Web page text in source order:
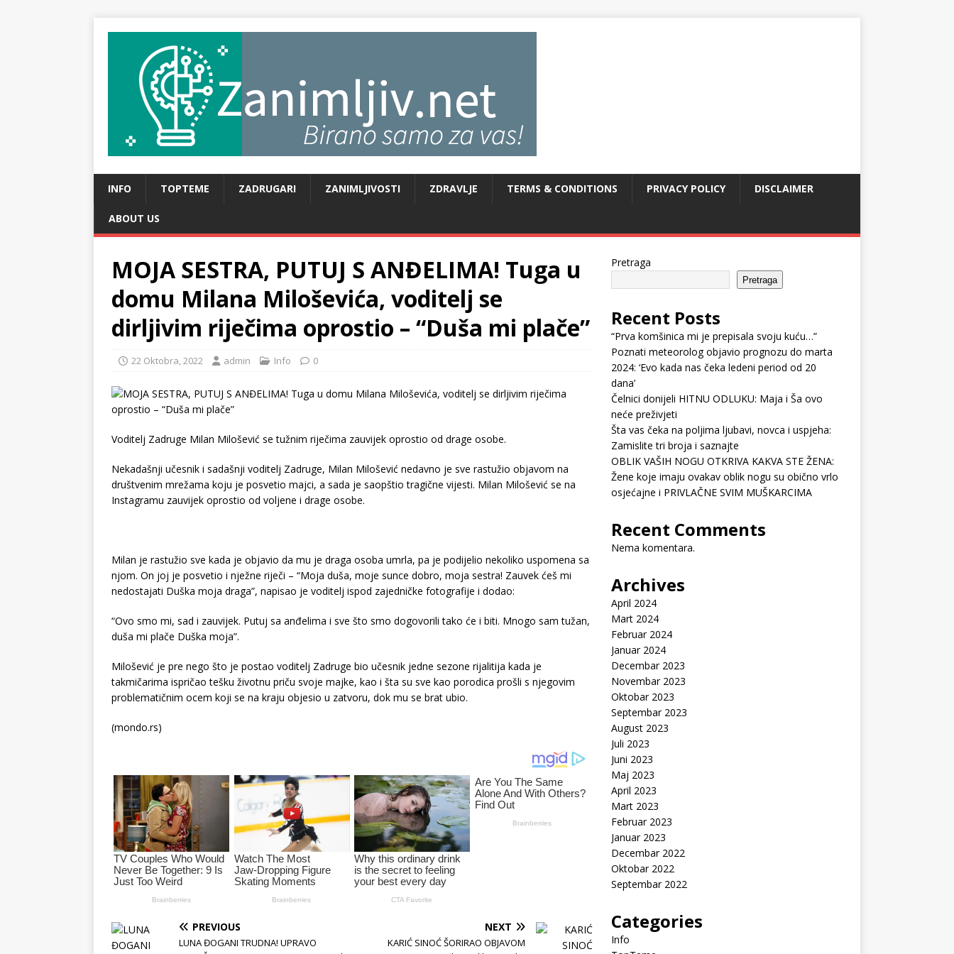
INFO TOPTEME ZADRUGARI ZANIMLJIVOSTI ZDRAVLJE TERMS & CONDITIONS PRIVACY POLICY DISCLAIMER
ABOUT US
MOJA SESTRA, PUTUJ S ANĐELIMA! Tuga u
domu Milana Miloševića, voditelj se
dirljivim riječima oprostio – “Duša mi plače”
22 Oktobra, 2022 admin Info 0
Voditelj Zadruge Milan Milošević se tužnim riječima zauvijek oprostio od drage osobe.
Nekadašnji učesnik i sadašnji voditelj Zadruge, Milan Milošević nedavno je sve rastužio objavom na
društvenim mrežama koju je posvetio majci, a sada je saopštio tragične vijesti. Milan Milošević se na
Instagramu zauvijek oprostio od voljene i drage osobe.
Milan je rastužio sve kada je objavio da mu je draga osoba umrla, pa je podijelio nekoliko uspomena sa
njom. On joj je posvetio i nježne riječi – “Moja duša, moje sunce dobro, moja sestra! Zauvek ćeš mi
nedostajati Duška moja draga”, napisao je voditelj ispod zajedničke fotografije i dodao:
“Ovo smo mi, sad i zauvijek. Putuj sa anđelima i sve što smo dogovorili tako će i biti. Mnogo sam tužan,
duša mi plače Duška moja”.
Milošević je pre nego što je postao voditelj Zadruge bio učesnik jedne sezone rijalitija kada je
takmičarima ispričao tešku životnu priču svoje majke, kao i šta su sve kao porodica prošli s njegovim
problematičnim ocem koji se na kraju objesio u zatvoru, dok mu se brat ubio.
(mondo.rs)
PREVIOUS
LUNA ĐOGANI TRUDNA! UPRAVO
NEXT
KARIĆ SINOĆ ŠORIRAO OBJAVOM
Pretraga
Pretraga
Recent Posts
“Prva komšinica mi je prepisala svoju kuću…”
Poznati meteorolog objavio prognozu do marta
2024: ‘Evo kada nas čeka ledeni period od 20
dana’
Čelnici donijeli HITNU ODLUKU: Maja i Ša ovo
neće preživjeti
Šta vas čeka na poljima ljubavi, novca i uspjeha:
Zamislite tri broja i saznajte
OBLIK VAŠIH NOGU OTKRIVA KAKVA STE ŽENA:
Žene koje imaju ovakav oblik nogu su obično vrlo
osjećajne i PRIVLAČNE SVIM MUŠKARCIMA
Recent Comments
Nema komentara.
Archives
April 2024
Mart 2024
Februar 2024
Januar 2024
Decembar 2023
Novembar 2023
Oktobar 2023
Septembar 2023
August 2023
Juli 2023
Juni 2023
Maj 2023
April 2023
Mart 2023
Februar 2023
Januar 2023
Decembar 2022
Oktobar 2022
Septembar 2022
Categories
Info